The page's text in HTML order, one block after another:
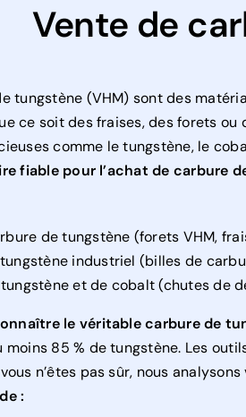
Vente de
tungstène (VHM) sont des
ce soit des fraises, des forets
comme le tungstène, le
fiable pour l’achat de carbure
de tungstène (forets VHM,
industriel (billes de
et de cobalt (chutes de
le véritable carbure de
85 % de tungstène. Les
n’êtes pas sûr, nous
: